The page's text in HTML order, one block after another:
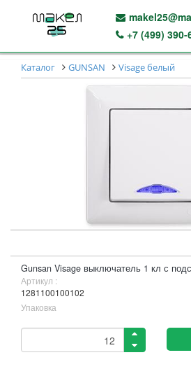
+7 (499) 390-
Каталог GUNSAN Visage белый
Gunsan Visage выключатель 1 кл с
Артикул :
1281100100102
Упаковка